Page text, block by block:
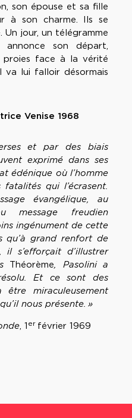
son épouse et sa fille
à son charme. Ils se
Un jour, un télégramme
son départ,
proies face à la vérité
va lui falloir désormais
Venise 1968
et par des biais
exprimé dans ses
édénique où l’homme
qui l’écrasent.
évangélique, au
message freudien
ingénument de cette
qu’à grand renfort de
s’efforçait d’illustrer
Théorème, Pasolini a
Et ce sont des
être miraculeusement
nous présente. »
, 1 er février 1969